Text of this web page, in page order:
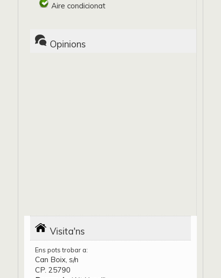
Aire condicionat
Opinions
Visita'ns
Ens pots trobar a:
Can Boix, s/n
CP. 25790